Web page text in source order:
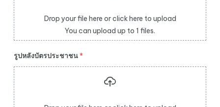
Drop your file here or click here to upload
You can upload up to 1 files.
รูปหลังบัตรประชาชน*